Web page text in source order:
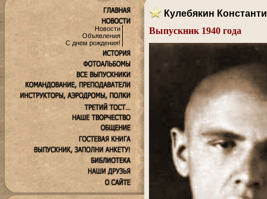
Новости
Объявления
С днем рождения!
Кулебякин
Выпускник 1940 года